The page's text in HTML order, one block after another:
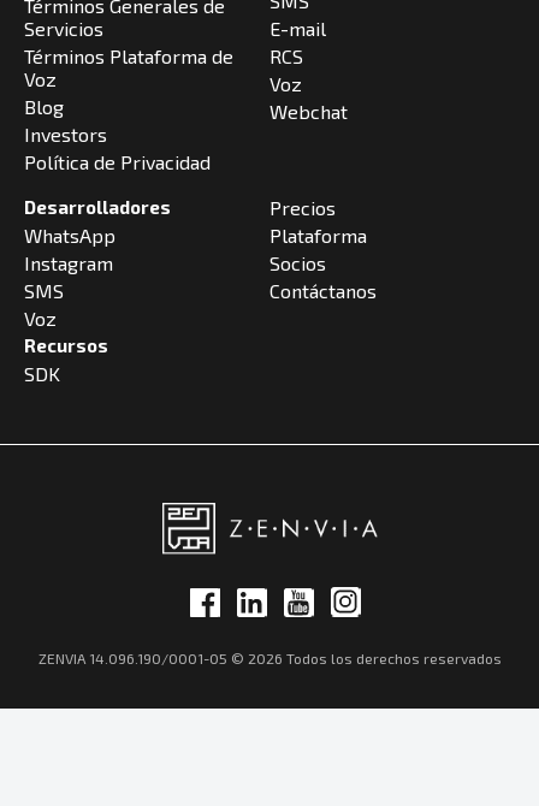
Términos Generales de
Servicios
Términos Plataforma de
Voz
Blog
Investors
Política de Privacidad
E-mail
RCS
Voz
Webchat
Desarrolladores
WhatsApp
Instagram
SMS
Voz
Recursos
SDK
Precios
Plataforma
Socios
Contáctanos
ZENVIA 14.096.190/0001-05 © 2026 Todos los derechos reservados